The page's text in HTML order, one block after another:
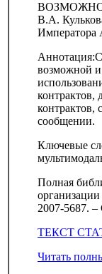
В.А.
Императора
Аннотация:С
возможной и
контрактов,
контрактов,
сообщении.
Ключевые
Полная
2007-5687.
ТЕКСТ
Читать